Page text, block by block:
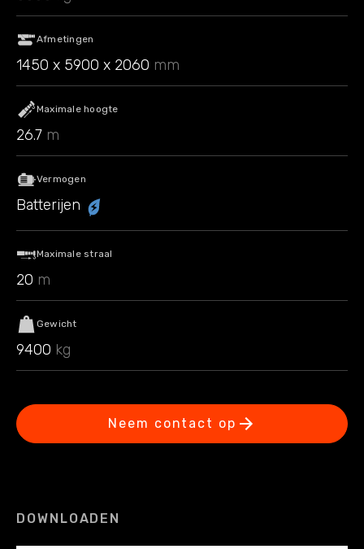
Afmetingen
1450 x 5900 x 2060 mm
Maximale hoogte
26.7 m
Vermogen
Batterijen
Maximale straal
20 m
Gewicht
9400 kg
Neem contact op
DOWNLOADEN